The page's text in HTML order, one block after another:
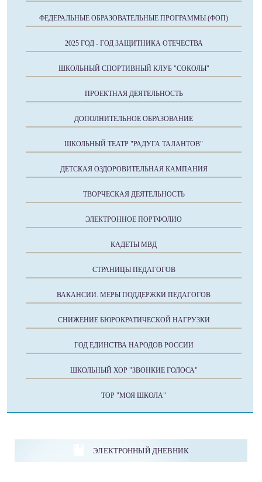
ФЕДЕРАЛЬНЫЕ ОБРАЗОВАТЕЛЬНЫЕ ПРОГРАММЫ (ФОП)
2025 ГОД - ГОД ЗАЩИТНИКА ОТЕЧЕСТВА
ШКОЛЬНЫЙ СПОРТИВНЫЙ КЛУБ "СОКОЛЫ"
ПРОЕКТНАЯ ДЕЯТЕЛЬНОСТЬ
ДОПОЛНИТЕЛЬНОЕ ОБРАЗОВАНИЕ
ШКОЛЬНЫЙ ТЕАТР "РАДУГА ТАЛАНТОВ"
ДЕТСКАЯ ОЗДОРОВИТЕЛЬНАЯ КАМПАНИЯ
ТВОРЧЕСКАЯ ДЕЯТЕЛЬНОСТЬ
ЭЛЕКТРОННОЕ ПОРТФОЛИО
КАДЕТЫ МВД
СТРАНИЦЫ ПЕДАГОГОВ
ВАКАНСИИ. МЕРЫ ПОДДЕРЖКИ ПЕДАГОГОВ
СНИЖЕНИЕ БЮРОКРАТИЧЕСКОЙ НАГРУЗКИ
ГОД ЕДИНСТВА НАРОДОВ РОССИИ
ШКОЛЬНЫЙ ХОР "ЗВОНКИЕ ГОЛОСА"
ТОР "МОЯ ШКОЛА"
ЭЛЕКТРОННЫЙ ДНЕВНИК